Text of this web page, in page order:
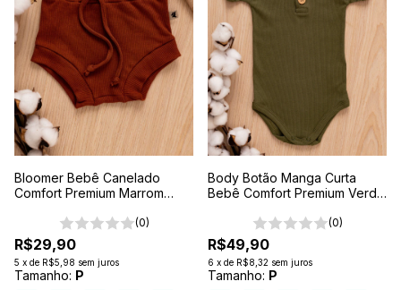
Bloomer Bebê Canelado
Comfort Premium Marrom
(0)
R$29,90
5 x de R$5,98 sem juros
Tamanho: P
Body Botão Manga Curta
Bebê Comfort Premium Verde
(0)
R$49,90
6 x de R$8,32 sem juros
Tamanho: P